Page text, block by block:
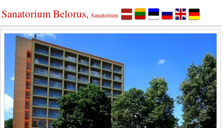
Sanatorium Belorus, Sanatorium